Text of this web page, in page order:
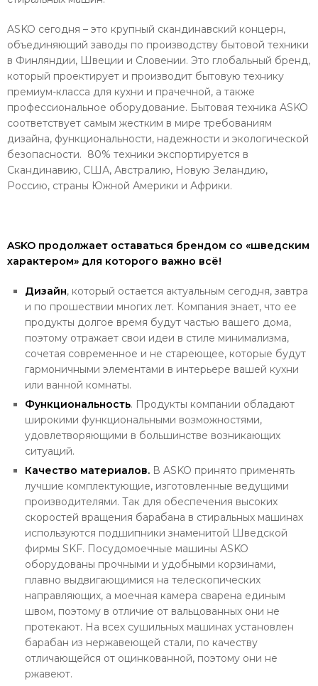
ASKO сегодня – это крупный скандинавский концерн,
объединяющий заводы по производству бытовой техники
в Финляндии, Швеции и Словении. Это глобальный бренд,
который проектирует и производит бытовую технику
премиум-класса для кухни и прачечной, а также
профессиональное оборудование. Бытовая техника ASKO
соответствует самым жестким в мире требованиям
дизайна, функциональности, надежности и экологической
безопасности. 80% техники экспортируется в
Скандинавию, США, Австралию, Новую Зеландию,
Россию, страны Южной Америки и Африки.
ASKO продолжает оставаться брендом со «шведским
характером» для которого важно всё!
Дизайн, который остается актуальным сегодня, завтра
и по прошествии многих лет. Компания знает, что ее
продукты долгое время будут частью вашего дома,
поэтому отражает свои идеи в стиле минимализма,
сочетая современное и не стареющее, которые будут
гармоничными элементами в интерьере вашей кухни
или ванной комнаты.
Функциональность. Продукты компании обладают
широкими функциональными возможностями,
удовлетворяющими в большинстве возникающих
ситуаций.
Качество материалов. В ASKO принято применять
лучшие комплектующие, изготовленные ведущими
производителями. Так для обеспечения высоких
скоростей вращения барабана в стиральных машинах
используются подшипники знаменитой Шведской
фирмы SKF. Посудомоечные машины ASKO
оборудованы прочными и удобными корзинами,
плавно выдвигающимися на телескопических
направляющих, а моечная камера сварена единым
швом, поэтому в отличие от вальцованных они не
протекают. На всех сушильных машинах установлен
барабан из нержавеющей стали, по качеству
отличающейся от оцинкованной, поэтому они не
ржавеют.